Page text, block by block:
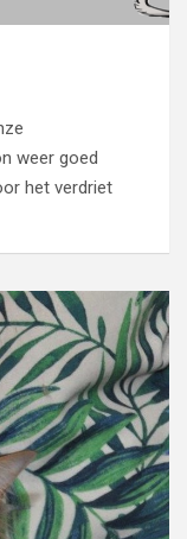
weer goed
het verdriet